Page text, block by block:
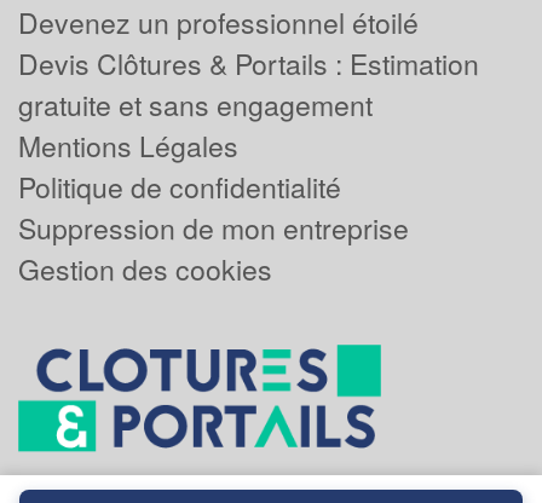
Devenez un professionnel étoilé
Devis Clôtures & Portails : Estimation
gratuite et sans engagement
Mentions Légales
Politique de confidentialité
Suppression de mon entreprise
Gestion des cookies